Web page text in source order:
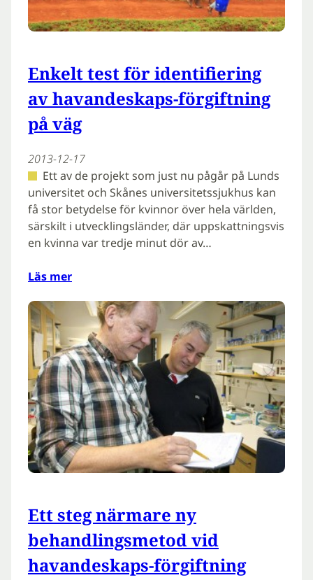
Enkelt test för identifiering
av havandeskaps-förgiftning
på väg
2013-12-17
Ett av de projekt som just nu pågår på Lunds
universitet och Skånes universitetssjukhus kan
få stor betydelse för kvinnor över hela världen,
särskilt i utvecklingsländer, där uppskattningsvis
en kvinna var tredje minut dör av…
Läs mer
Ett steg närmare ny
behandlingsmetod vid
havandeskaps-förgiftning